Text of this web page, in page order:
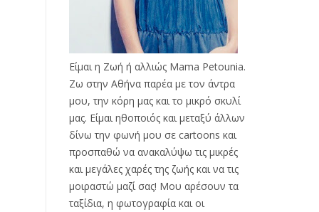
Είμαι η Ζωή ή αλλιώς Mama Petounia.
Ζω στην Αθήνα παρέα με τον άντρα
μου, την κόρη μας και το μικρό σκυλί
μας. Είμαι ηθοποιός και μεταξύ άλλων
δίνω την φωνή μου σε cartoons και
προσπαθώ να ανακαλύψω τις μικρές
και μεγάλες χαρές της ζωής και να τις
μοιραστώ μαζί σας! Μου αρέσουν τα
ταξίδια, η φωτογραφία και οι